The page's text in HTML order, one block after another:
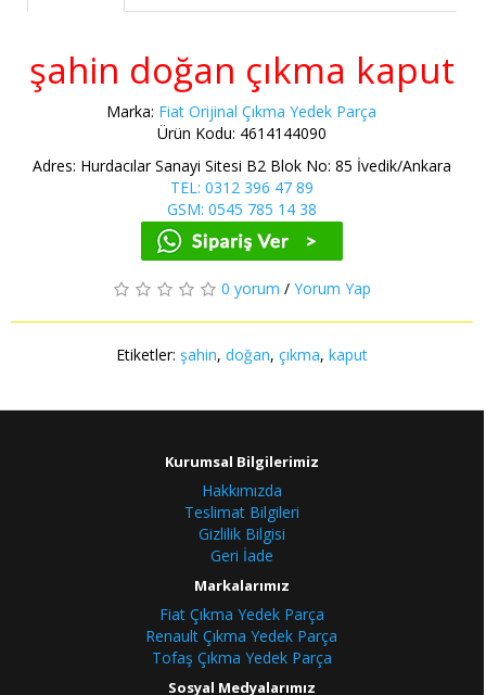
şahin doğan çıkma kaput
Marka: Fiat Orijinal Çıkma Yedek Parça
Ürün Kodu: 4614144090
Adres: Hurdacılar Sanayi Sitesi B2 Blok No: 85 İvedik/Ankara
TEL: 0312 396 47 89
GSM: 0545 785 14 38
0 yorum / Yorum Yap
Etiketler: şahin, doğan, çıkma, kaput
Kurumsal Bilgilerimiz
Hakkımızda
Teslimat Bilgileri
Gizlilik Bilgisi
Geri İade
Markalarımız
Fiat Çıkma Yedek Parça
Renault Çıkma Yedek Parça
Tofaş Çıkma Yedek Parça
Sosyal Medyalarımız